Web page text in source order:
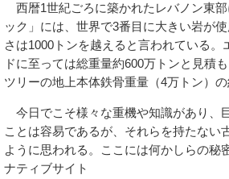
西暦1世紀ごろに築かれたレバノン東
ック」には、世界で3番目に大きい岩が
さは1000トンを越えると言われている。
ドに至っては総重量約600万トンと見積
ツリーの地上本体鉄骨重量（4万トン）の
今日でこそ様々な重機や知識があり、
ことは容易であるが、それらを持たない
ように思われる。ここには何かしらの秘
ナティブサイト